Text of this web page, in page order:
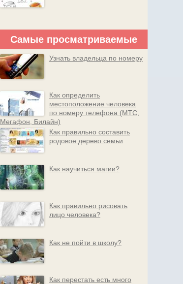
Самые просматриваемые
Узнать владельца по номеру
Как определить
местоположение человека
по номеру телефона (МТС,
Мегафон, Билайн)
Как правильно составить
родовое дерево семьи
Как научиться магии?
Как правильно рисовать
лицо человека?
Как не пойти в школу?
Как перестать есть много